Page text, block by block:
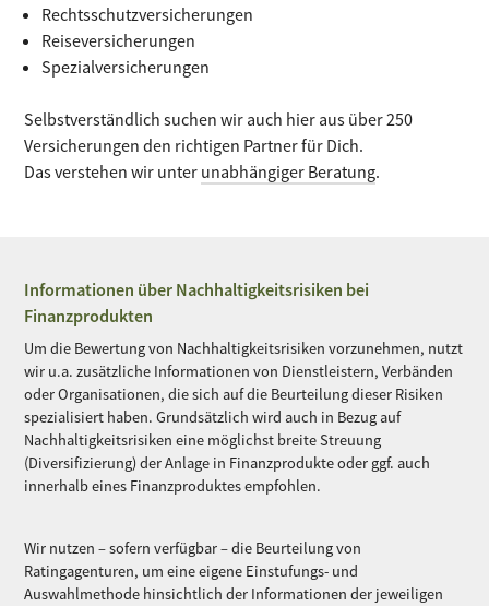
Rechtsschutzversicherungen
Reiseversicherungen
Spezialversicherungen
Selbstverständlich suchen wir auch hier aus über 250
Versicherungen den richtigen Partner für Dich.
Das verstehen wir unter unabhängiger Beratung.
Informationen über Nachhaltigkeitsrisiken bei
Finanzprodukten
Um die Bewertung von Nachhaltigkeitsrisiken vorzunehmen, nutzt
wir u.a. zusätzliche Informationen von Dienstleistern, Verbänden
oder Organisationen, die sich auf die Beurteilung dieser Risiken
spezialisiert haben. Grundsätzlich wird auch in Bezug auf
Nachhaltigkeitsrisiken eine möglichst breite Streuung
(Diversifizierung) der Anlage in Finanzprodukte oder ggf. auch
innerhalb eines Finanzproduktes empfohlen.
Wir nutzen – sofern verfügbar – die Beurteilung von
Ratingagenturen, um eine eigene Einstufungs- und
Auswahlmethode hinsichtlich der Informationen der jeweiligen